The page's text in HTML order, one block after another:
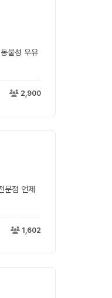
물성 우유
2,900
문점 언제
1,602